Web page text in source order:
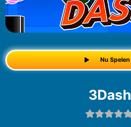
Nu Spelen
3Dash